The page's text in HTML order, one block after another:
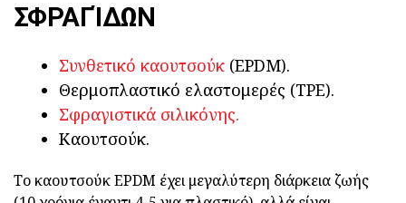
ΣΦΡΑΓΊΔΩΝ
Συνθετικό καουτσούκ (EPDM).
Θερμοπλαστικό ελαστομερές (TPE).
Σφραγιστικά σιλικόνης.
Καουτσούκ.
Το καουτσούκ EPDM έχει μεγαλύτερη διάρκεια ζωής